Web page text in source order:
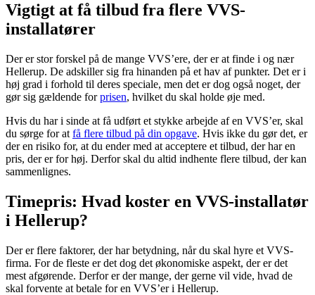
Vigtigt at få tilbud fra flere VVS-
installatører
Der er stor forskel på de mange VVS’ere, der er at finde i og nær
Hellerup. De adskiller sig fra hinanden på et hav af punkter. Det er i
høj grad i forhold til deres speciale, men det er dog også noget, der
gør sig gældende forprisen, hvilket du skal holde øje med.
Hvis du har i sinde at få udført et stykke arbejde af en VVS’er, skal
du sørge for at få flere tilbud på din opgave. Hvis ikke du gør det, er
der en risiko for, at du ender med at acceptere et tilbud, der har en
pris, der er for høj. Derfor skal du altid indhente flere tilbud, der kan
sammenlignes.
Timepris: Hvad koster en VVS-installatør
i Hellerup?
Der er flere faktorer, der har betydning, når du skal hyre et VVS-
firma. For de fleste er det dog det økonomiske aspekt, der er det
mest afgørende. Derfor er der mange, der gerne vil vide, hvad de
skal forvente at betale for en VVS’er i Hellerup.